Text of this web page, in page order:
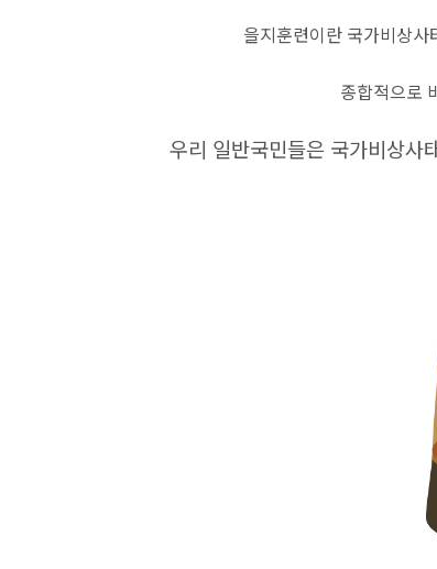
을지훈련이란 국가비상
종합적으로
우리 일반국민들은 국가비상사